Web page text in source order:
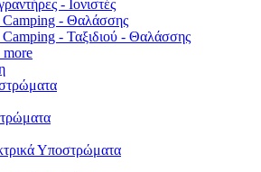
- Ιονιστές
Camping - Θαλάσσης
Camping - Ταξιδιού - Θαλάσσης
Υποστρώματα